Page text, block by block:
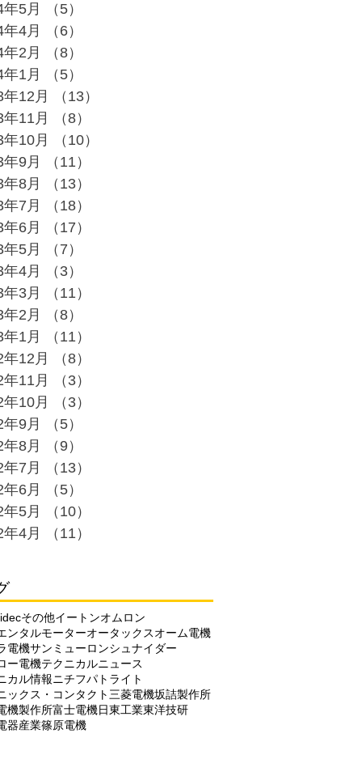
5月
（5）
4月
（6）
2月
（8）
1月
（5）
12月
（13）
11月
（8）
10月
（10）
9月
（11）
8月
（13）
7月
（18）
6月
（17）
5月
（7）
4月
（3）
3月
（11）
2月
（8）
1月
（11）
12月
（8）
11月
（3）
10月
（3）
9月
（5）
8月
（9）
7月
（13）
6月
（5）
5月
（10）
4月
（11）
idecその他イートンオムロン
ンタルモーターオータックスオーム電機
電機サンミューロンシュナイダー
ー電機テクニカルニュース
カル情報ニチフパトライト
ックス・コンタクト 三菱電機坂詰製作所
機製作所富士電機日東工業東洋技研
器産業篠原電機